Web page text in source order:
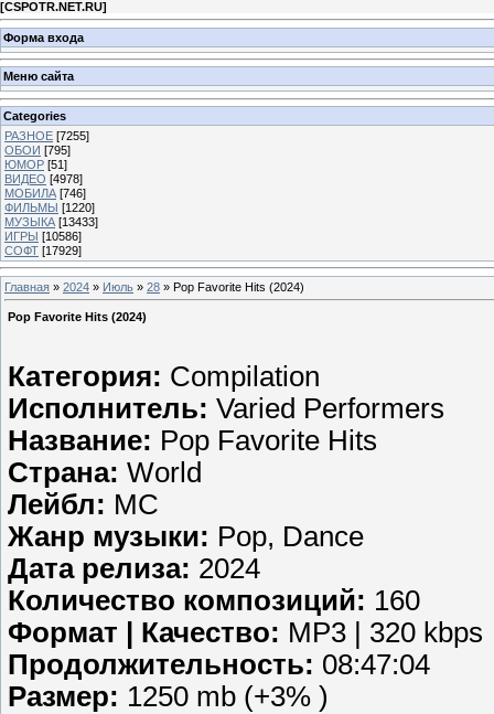
[CSPOTR.NET.RU]
Форма входа
Меню сайта
Categories
РАЗНОЕ [7255]
ОБОИ [795]
ЮМОР [51]
ВИДЕО [4978]
МОБИЛА [746]
ФИЛЬМЫ [1220]
МУЗЫКА [13433]
ИГРЫ [10586]
СОФТ [17929]
Главная » 2024 » Июль » 28 » Pop Favorite Hits (2024)
Pop Favorite Hits (2024)
Категория: Compilation
Исполнитель: Varied Performers
Название: Pop Favorite Hits
Страна: World
Лейбл: MC
Жанр музыки: Pop, Dance
Дата релиза: 2024
Количество композиций: 160
Формат | Качество: MP3 | 320 kbps
Продолжительность: 08:47:04
Размер: 1250 mb (+3% )